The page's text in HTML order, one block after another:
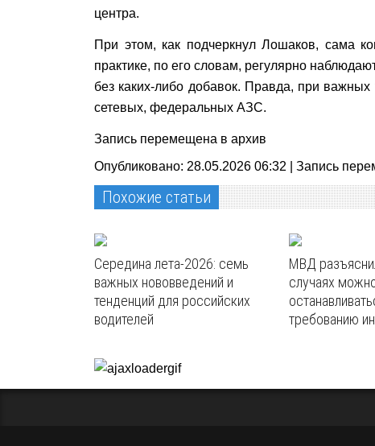
центра.
При этом, как подчеркнул Лошаков, сама
практике, по его словам, регулярно
без каких‑либо добавок. Правда, при
сетевых, федеральных АЗС.
Запись перемещена в архив
Опубликовано: 28.05.2026 06:32 | Запись
Похожие статьи
Середина лета-2026: семь
важных нововведений и
тенденций для российских
водителей
МВД
случаях
требованию